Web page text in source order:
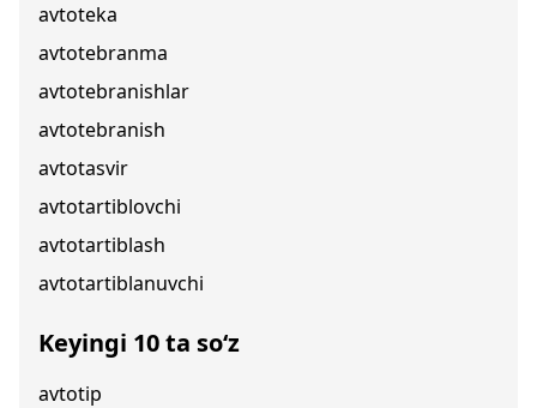
avtoteka
avtotebranma
avtotebranishlar
avtotebranish
avtotasvir
avtotartiblovchi
avtotartiblash
avtotartiblanuvchi
Keyingi 10 ta so‘z
avtotip